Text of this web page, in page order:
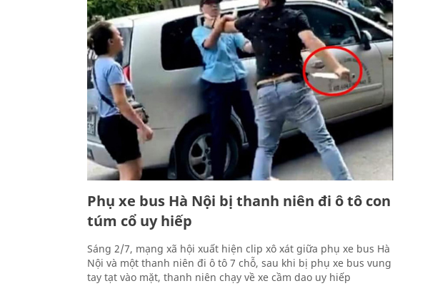
Phụ xe bus Hà Nội bị thanh niên đi ô tô con
túm cổ uy hiếp
Sáng 2/7, mạng xã hội xuất hiện clip xô xát giữa phụ xe bus Hà
Nội và một thanh niên đi ô tô 7 chỗ, sau khi bị phụ xe bus vung
tay tạt vào mặt, thanh niên chạy về xe cầm dao uy hiếp